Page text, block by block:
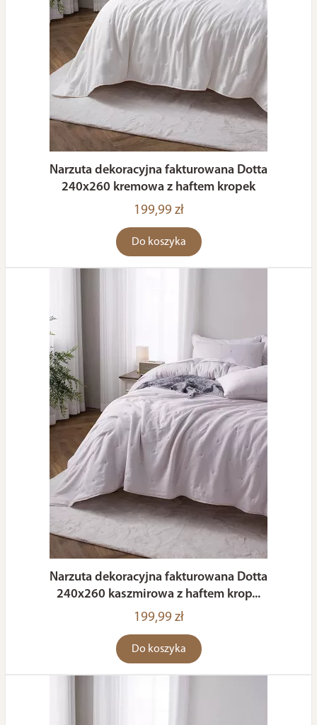
Narzuta dekoracyjna fakturowana Dotta
240x260 kremowa z haftem kropek
199,99 zł
Do koszyka
Narzuta dekoracyjna fakturowana Dotta
240x260 kaszmirowa z haftem krop...
199,99 zł
Do koszyka